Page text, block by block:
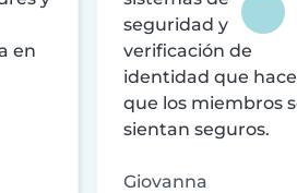
en
seguridad y
verificación de
identidad que
que los miembros
sientan seguros.
Giovanna